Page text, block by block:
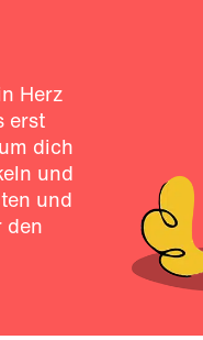
Herz
erst
dich
und
und
den